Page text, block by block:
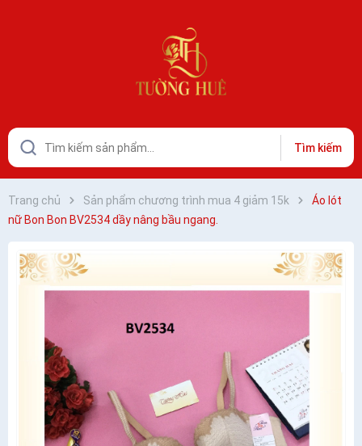
Tìm kiếm
Trang chủ Sản phẩm chương trình mua 4 giảm 15k
Áo lót
nữ Bon Bon BV2534 dầy nâng bầu ngang.